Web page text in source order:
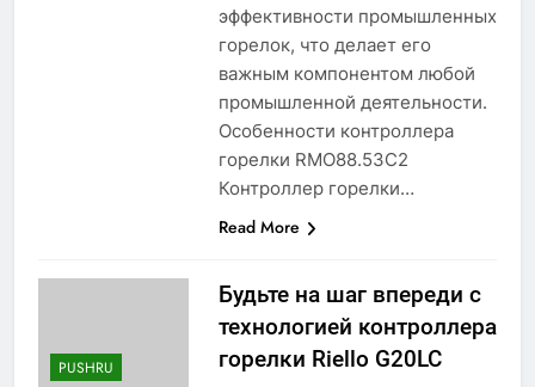
эффективности промышленных
горелок, что делает его
важным компонентом любой
промышленной деятельности.
Особенности контроллера
горелки RMO88.53C2
Контроллер горелки…
Read More
PUSHRU
Будьте на шаг впереди с
технологией контроллера
горелки Riello G20LC